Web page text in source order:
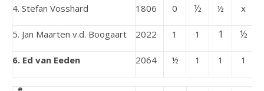
4. Stefan Vosshard 1806 0 ½ ½ x
5. Jan Maarten v.d. Boogaart 2022 1 1 1 ½
6. Ed van Eeden 2064 ½ 1 1 1
e